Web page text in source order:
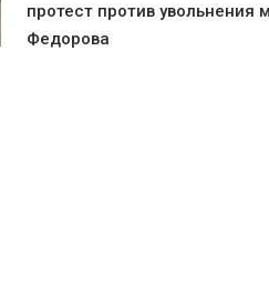
протест против увольнения
Федорова